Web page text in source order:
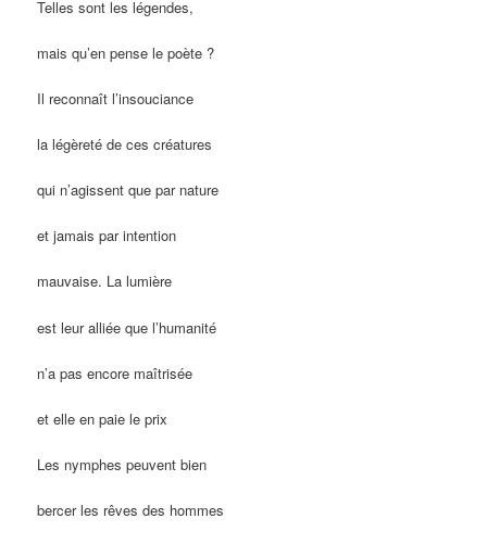
Telles sont les légendes,
mais qu’en pense le poète ?
Il reconnaît l’insouciance
la légèreté de ces créatures
qui n’agissent que par nature
et jamais par intention
mauvaise. La lumière
est leur alliée que l’humanité
n’a pas encore maîtrisée
et elle en paie le prix
Les nymphes peuvent bien
bercer les rêves des hommes